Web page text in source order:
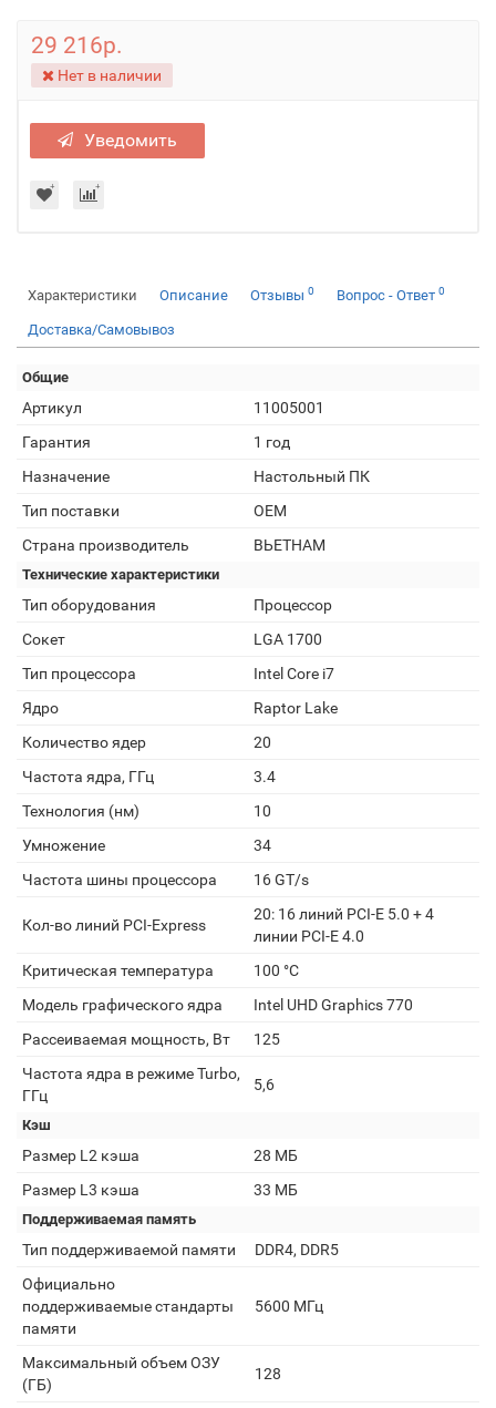
29 216р.
Нет в наличии
Уведомить
Характеристики Описание Отзывы 0 Вопрос - Ответ 0
Доставка/Самовывоз
Общие
Артикул
11005001
Гарантия
1 год
Назначение
Настольный ПК
Тип поставки
OEM
Страна производитель
ВЬЕТНАМ
Технические характеристики
Тип оборудования
Процессор
Сокет
LGA 1700
Тип процессора
Intel Core i7
Ядро
Raptor Lake
Количество ядер
20
Частота ядра, ГГц
3.4
Технология (нм)
10
Умножение
34
Частота шины процессора
16 GT/s
Кол-во линий PCI-Express
20: 16 линий PCI-E 5.0 + 4
линии PCI-E 4.0
Критическая температура
100 °С
Модель графического ядра
Intel UHD Graphics 770
Рассеиваемая мощность, Вт
125
Частота ядра в режиме Turbo,
ГГц
5,6
Кэш
Размер L2 кэша
28 МБ
Размер L3 кэша
33 МБ
Поддерживаемая память
Тип поддерживаемой памяти
DDR4, DDR5
Официально
поддерживаемые стандарты
памяти
5600 МГц
Максимальный объем ОЗУ
(ГБ)
128